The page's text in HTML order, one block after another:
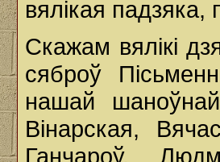
вялікая
Скажам вялікі
сяброў
нашай шаноўнай
Вінарская,
Ганчароў,